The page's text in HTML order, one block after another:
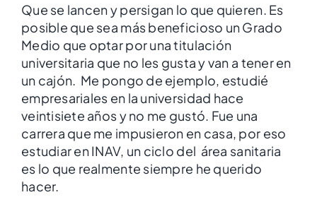
Que se lancen y persigan lo que quieren. Es
posible que sea más beneficioso un Grado
Medio que optar por una titulación
universitaria que no les gusta y van a tener en
un cajón. Me pongo de ejemplo, estudié
empresariales en la universidad hace
veintisiete años y no me gustó. Fue una
carrera que me impusieron en casa, por eso
estudiar en INAV, un ciclo del área sanitaria
es lo que realmente siempre he querido
hacer.